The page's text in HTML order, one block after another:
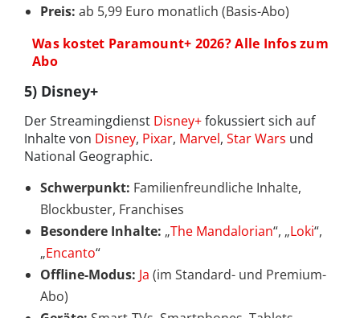
Preis: ab 5,99 Euro monatlich (Basis-Abo)
Was kostet Paramount+ 2026? Alle Infos zum
Abo
5) Disney+
Der Streamingdienst Disney+fokussiert sich auf
Inhalte von Disney, Pixar, Marvel, Star Wars und
National Geographic.​
Schwerpunkt: Familienfreundliche Inhalte,
Blockbuster, Franchises
Besondere Inhalte: „The Mandalorian“, „Loki“,
„Encanto“
Offline-Modus: Ja (im Standard- und Premium-
Abo)